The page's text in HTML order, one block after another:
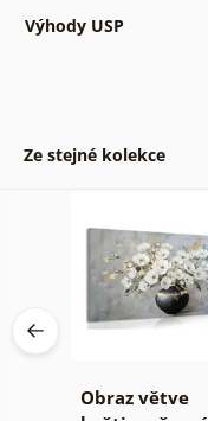
Výhody USP
Ze stejné kolekce
Obraz větve